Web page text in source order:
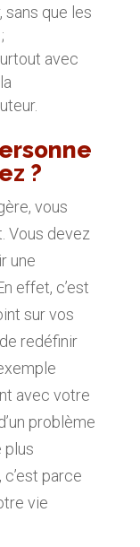
sans que les
avec
?
vous
Vous devez
une
effet, c’est
sur vos
redéfinir
avec votre
problème
plus
parce
vie